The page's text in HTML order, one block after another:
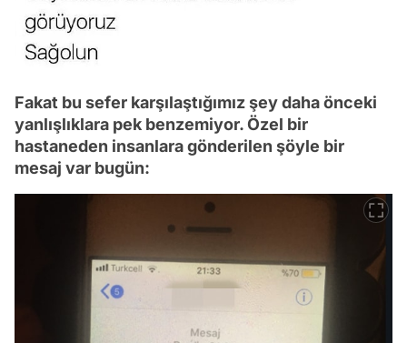
Fakat bu sefer karşılaştığımız şey daha önceki
yanlışlıklara pek benzemiyor. Özel bir
hastaneden insanlara gönderilen şöyle bir
mesaj var bugün: